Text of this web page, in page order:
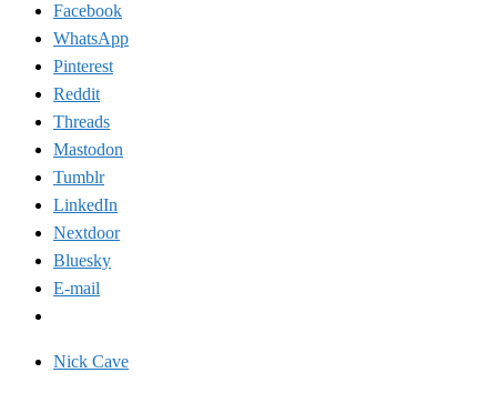
Facebook
WhatsApp
Pinterest
Reddit
Threads
Mastodon
Tumblr
LinkedIn
Nextdoor
Bluesky
E-mail
Nick Cave